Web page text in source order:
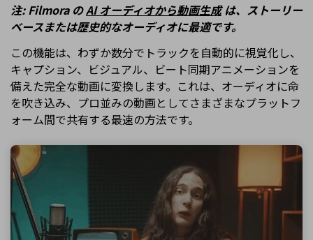
注: Filmora のAI オーディオから動画生成は、ストーリー
ベースまたは歴史的なオーディオに最適です。
この機能は、わずか数分でトラックを自動的に視覚化し、
キャプション、ビジュアル、ビート同期アニメーションを
備えた完全な動画に変換します。これは、オーディオに命
を吹き込み、プロ並みの動画としてさまざまなプラットフ
ォーム間で共有する最速の方法です。